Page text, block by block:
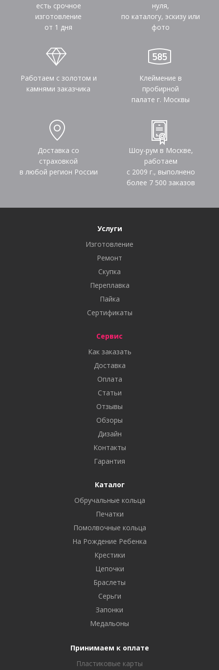
есть срочное
изготовление
от 1 дня
нуля,
по каталогу, эскизу или
фото
Работаем с золотом и
камнями заказчика
Клеймение в
пробирной
палате г. Москвы
Доставка со
страховкой
в любой регион России
Шоу-рум в Москве,
работаем
с 2009 г., выполнено
более 7 500 заказов
Услуги
Изготовление
Ремонт
Скупка
Переплавка
Пайка
Сертификаты
Сервис
Как заказать
Доставка
Оплата
Статьи
Отзывы
Обзоры
Дизайн
Контакты
Гарантия
Каталог
Обручальные кольца
Печатки
Помолвочные кольца
На Рождение Ребенка
Крестики
Цепочки
Браслеты
Серьги
Запонки
Медальоны
Принимаем к оплате
Пластиковые карты